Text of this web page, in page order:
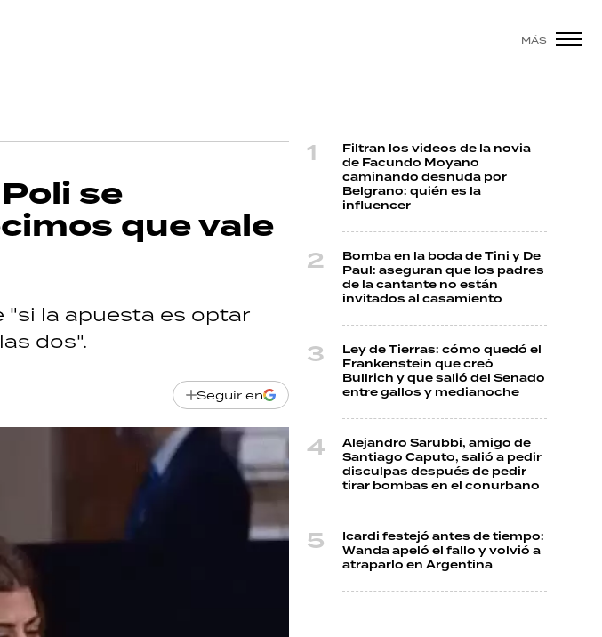
MÁS
se
que vale
"si la apuesta es optar
dos".
Seguir en
Filtran los videos de la novia
de Facundo Moyano
caminando desnuda por
Belgrano: quién es la
influencer
Bomba en la boda de Tini y De
Paul: aseguran que los padres
de la cantante no están
invitados al casamiento
Ley de Tierras: cómo quedó el
Frankenstein que creó
Bullrich y que salió del Senado
entre gallos y medianoche
Alejandro Sarubbi, amigo de
Santiago Caputo, salió a pedir
disculpas después de pedir
tirar bombas en el conurbano
Icardi festejó antes de tiempo:
Wanda apeló el fallo y volvió a
atraparlo en Argentina